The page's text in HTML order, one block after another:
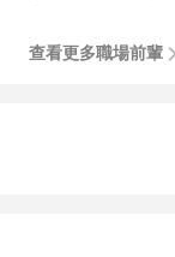
查看更多職場前輩